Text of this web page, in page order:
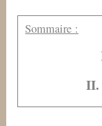
Sommaire :
II.